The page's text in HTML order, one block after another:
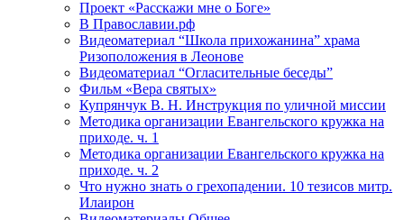
Проект «Расскажи мне о Боге»
В Православии.рф
Видеоматериал “Школа прихожанина” храма
Ризоположения в Леонове
Видеоматериал “Огласительные беседы”
Фильм «Вера святых»
Купрянчук В. Н. Инструкция по уличной миссии
Методика организации Евангельского кружка на
приходе. ч. 1
Методика организации Евангельского кружка на
приходе. ч. 2
Что нужно знать о грехопадении. 10 тезисов митр.
Илаирон